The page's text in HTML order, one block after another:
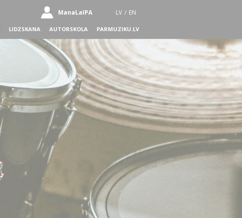
ManaLaIPA LV / EN
LIDZSKANA AUTORSKOLA PARMUZIKU.LV